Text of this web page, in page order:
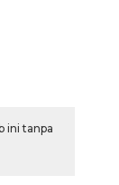
ini tanpa